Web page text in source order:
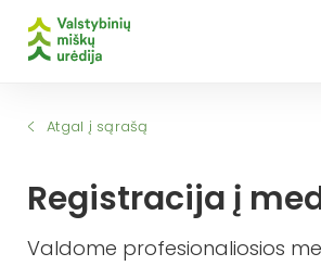
Atgal į sąrašą
Registracija į
Valdome profesionaliosios